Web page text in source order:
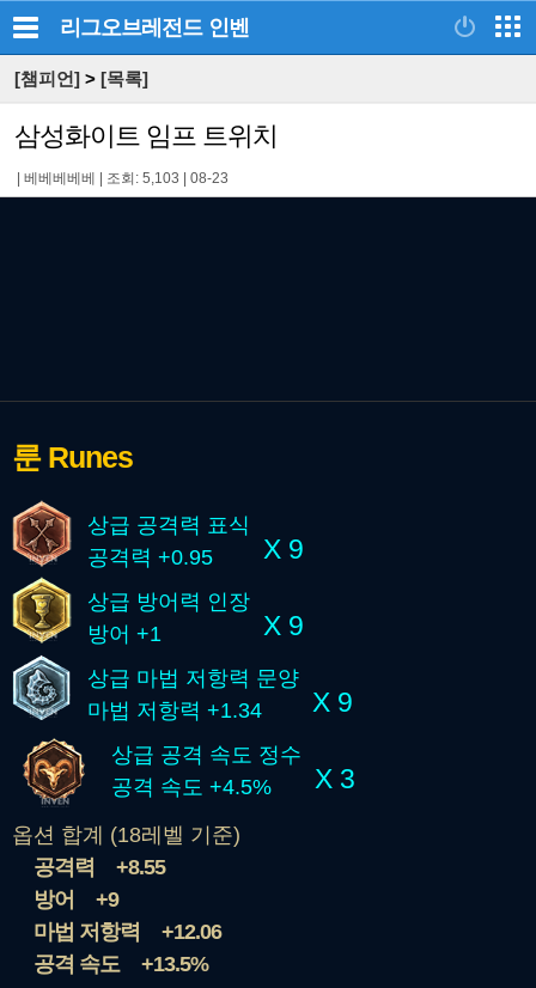
리그오브레전드 인벤
[챔피언] > [목록]
삼성화이트 임프 트위치
베베베베베 조회: 5,103 08-23
룬 Runes
상급 공격력 표식
공격력 +0.95
X 9
상급 방어력 인장
방어 +1
X 9
상급 마법 저항력 문양
마법 저항력 +1.34
X 9
상급 공격 속도 정수
공격 속도 +4.5%
X 3
옵션 합계 (18레벨 기준)
공격력
+8.55
방어
+9
마법 저항력
+12.06
공격 속도
+13.5%